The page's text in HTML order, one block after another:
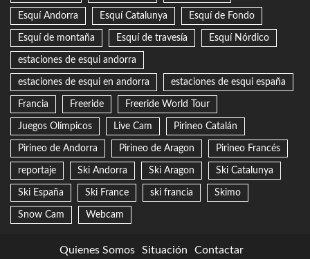
Esquí Andorra Esquí Catalunya Esquí de Fondo
Esquí de montaña Esquí de travesía Esquí Nórdico
estaciones de esqui andorra
estaciones de esqui en andorra estaciones de esqui españa
Francia Freeride Freeride World Tour
Juegos Olímpicos Live Cam Pirineo Catalán
Pirineo de Andorra Pirineo de Aragon Pirineo Francés
reportaje Ski Andorra Ski Aragon Ski Catalunya
Ski España Ski France ski francia Skimo
Snow Cam Webcam
Quienes Somos Situación
Contactar